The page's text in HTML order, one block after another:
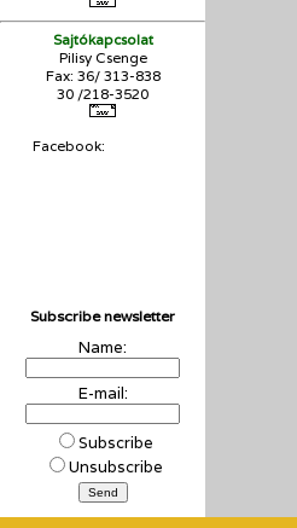
Sajtókapcsolat
Pilisy Csenge
Fax: 36/ 313-838
30 /218-3520
Facebook:
Subscribe newsletter
Name:
E-mail:
Subscribe
Unsubscribe